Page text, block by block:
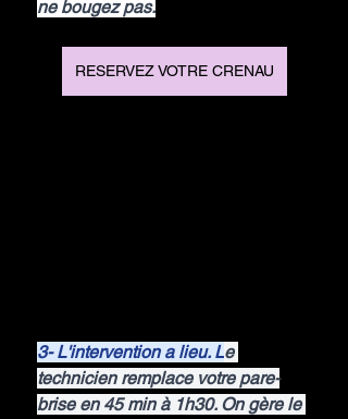
ne bougez pas.
RESERVEZ VOTRE CRENAU
3- L'intervention a lieu. Le
technicien remplace votre pare-
brise en 45 min à 1h30. On gère le